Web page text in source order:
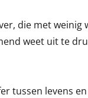
die met
weet uit te
tussen levens